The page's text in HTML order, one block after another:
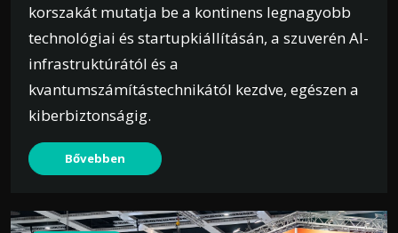
korszakát mutatja be a kontinens legnagyobb
technológiai és startupkiállításán, a szuverén AI-
infrastruktúrától és a
kvantumszámítástechnikától kezdve, egészen a
kiberbiztonságig.
Bővebben